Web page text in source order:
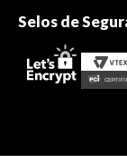
Selos de